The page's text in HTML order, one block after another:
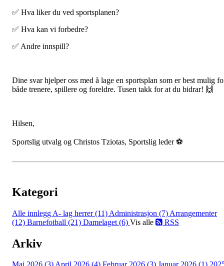
✅ Hva liker du ved sportsplanen?
✅ Hva kan vi forbedre?
✅ Andre innspill?
Dine svar hjelper oss med å lage en sportsplan som er best mulig
både trenere, spillere og foreldre. Tusen takk for at du bidrar! 🙌
Hilsen,
Sportslig utvalg og Christos Tziotas, Sportslig leder ⚽
Kategori
Alle innlegg A- lag herrer (11) Administrasjon (7) Arrangementer
(12) Barnefotball (21) Damelaget (6) Vis alle RSS
Arkiv